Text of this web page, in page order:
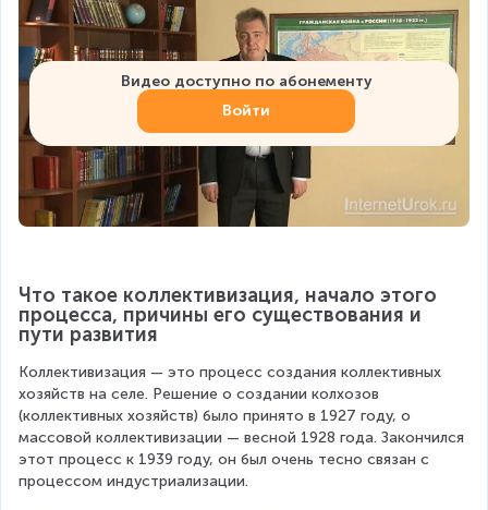
Видео доступно по абонементу
Войти
Что такое коллективизация, начало этого
процесса, причины его существования и
пути развития
Коллективизация — это процесс создания коллективных
хозяйств на селе. Решение о создании колхозов
(коллективных хозяйств) было принято в 1927 году, о
массовой коллективизации — весной 1928 года. Закончился
этот процесс к 1939 году, он был очень тесно связан с
процессом индустриализации.